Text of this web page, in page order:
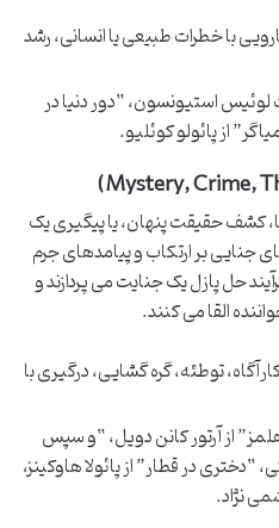
با خطرات طبیعی یا انسانی، رشد
لوئیس استیونسون، “دور دنیا در
از پائولو کوئلیو.
کشف حقیقت پنهان، یا پیگیری یک
جنایی بر ارتکاب و پیامدهای جرم
حل پازل یک جنایت می پردازند و
القا می کنند.
توطئه، گره گشایی، درگیری با
از آرتور کانن دویل، “و سپس
در قطار” از پائولا هاوکینز،
نژاد.